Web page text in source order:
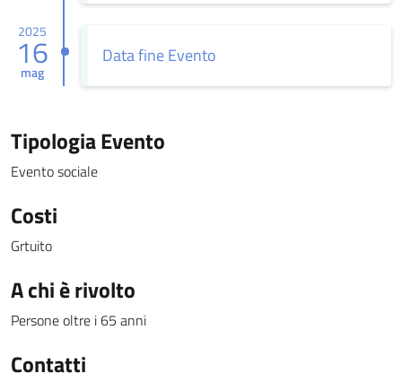
2025
16
mag
Data fine Evento
Tipologia Evento
Evento sociale
Costi
Grtuito
A chi è rivolto
Persone oltre i 65 anni
Contatti